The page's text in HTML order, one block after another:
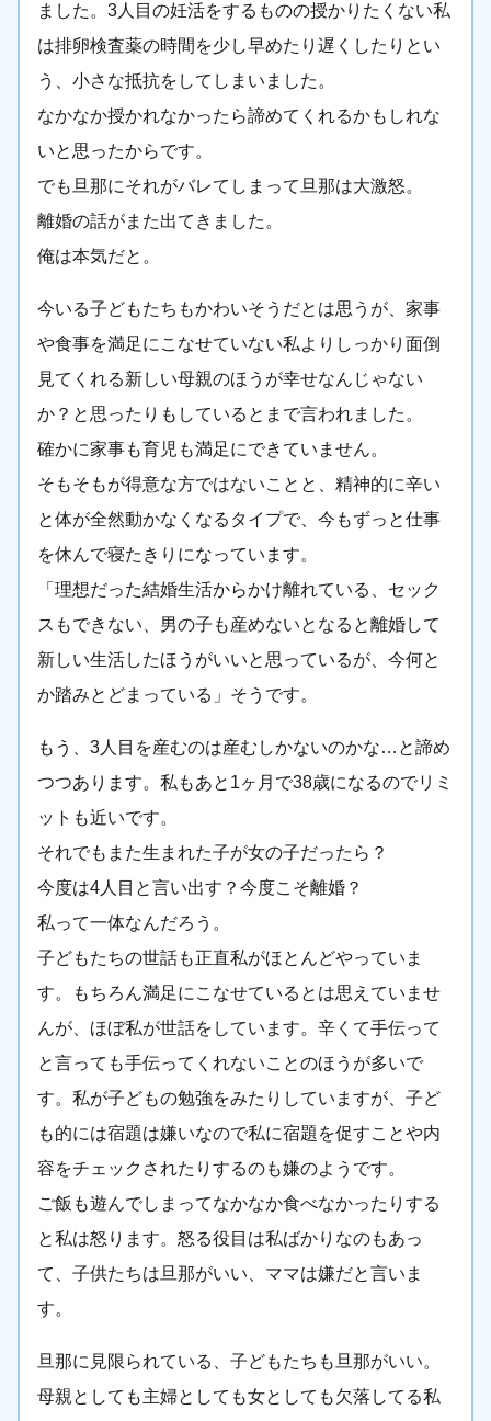
ました。3人目の妊活をするものの授かりたくない私
は排卵検査薬の時間を少し早めたり遅くしたりとい
う、小さな抵抗をしてしまいました。
なかなか授かれなかったら諦めてくれるかもしれな
いと思ったからです。
でも旦那にそれがバレてしまって旦那は大激怒。
離婚の話がまた出てきました。
俺は本気だと。
今いる子どもたちもかわいそうだとは思うが、家事
や食事を満足にこなせていない私よりしっかり面倒
見てくれる新しい母親のほうが幸せなんじゃない
か？と思ったりもしているとまで言われました。
確かに家事も育児も満足にできていません。
そもそもが得意な方ではないことと、精神的に辛い
と体が全然動かなくなるタイプで、今もずっと仕事
を休んで寝たきりになっています。
「理想だった結婚生活からかけ離れている、セック
スもできない、男の子も産めないとなると離婚して
新しい生活したほうがいいと思っているが、今何と
か踏みとどまっている」そうです。
もう、3人目を産むのは産むしかないのかな…と諦め
つつあります。私もあと1ヶ月で38歳になるのでリミ
ットも近いです。
それでもまた生まれた子が女の子だったら？
今度は4人目と言い出す？今度こそ離婚？
私って一体なんだろう。
子どもたちの世話も正直私がほとんどやっていま
す。もちろん満足にこなせているとは思えていませ
んが、ほぼ私が世話をしています。辛くて手伝って
と言っても手伝ってくれないことのほうが多いで
す。私が子どもの勉強をみたりしていますが、子ど
も的には宿題は嫌いなので私に宿題を促すことや内
容をチェックされたりするのも嫌のようです。
ご飯も遊んでしまってなかなか食べなかったりする
と私は怒ります。怒る役目は私ばかりなのもあっ
て、子供たちは旦那がいい、ママは嫌だと言いま
す。
旦那に見限られている、子どもたちも旦那がいい。
母親としても主婦としても女としても欠落してる私